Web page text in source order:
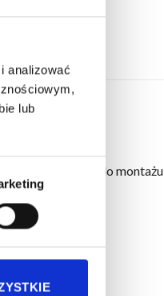
analizować
lub
przeznaczoną do montażu